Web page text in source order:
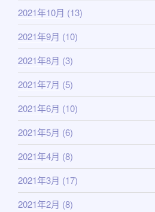
2021年10月 (13)
2021年9月 (10)
2021年8月 (3)
2021年7月 (5)
2021年6月 (10)
2021年5月 (6)
2021年4月 (8)
2021年3月 (17)
2021年2月 (8)